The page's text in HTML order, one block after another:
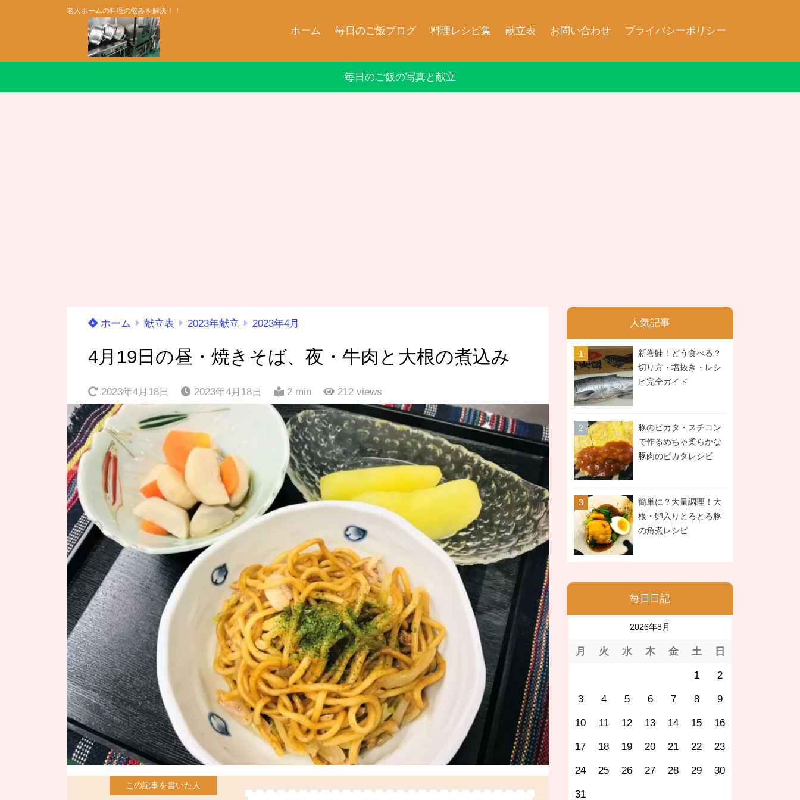
老人ホームの料理の悩みを解決！！
ホーム 毎日のご飯ブログ 料理レシピ集 献立表 お問い合わせ プライバシーポリシー
毎日のご飯の写真と献立
ホーム 献立表 2023年献立 2023年4月
4月19日の昼・焼きそば、夜・牛肉と大根の煮込み
2023年4月18日 2023年4月18日 2 min 212 views
人気記事
新巻鮭！どう食べる？
切り方・塩抜き・レシ
ピ完全ガイド
豚のピカタ・スチコン
で作るめちゃ柔らかな
豚肉のピカタレシピ
簡単に？大量調理！大
根・卵入りとろとろ豚
の角煮レシピ
毎日日記
2026年8月
月 火 水 木 金 土 日
1 2
3 4 5 6 7 8 9
10 11 12 13 14 15 16
17 18 19 20 21 22 23
24 25 26 27 28 29 30
31